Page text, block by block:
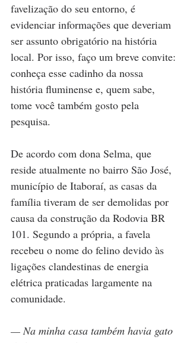
favelização do seu entorno, é
evidenciar informações que deveriam
ser assunto obrigatório na história
local. Por isso, faço um breve convite:
conheça esse cadinho da nossa
história fluminense e, quem sabe,
tome você também gosto pela
pesquisa.
De acordo com dona Selma, que
reside atualmente no bairro São José,
município de Itaboraí, as casas da
família tiveram de ser demolidas por
causa da construção da Rodovia BR
101. Segundo a própria, a favela
recebeu o nome do felino devido às
ligações clandestinas de energia
elétrica praticadas largamente na
comunidade.
— Na minha casa também havia gato